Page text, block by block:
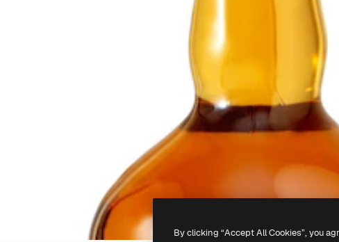
By clicking “Accept All Cookies”, you